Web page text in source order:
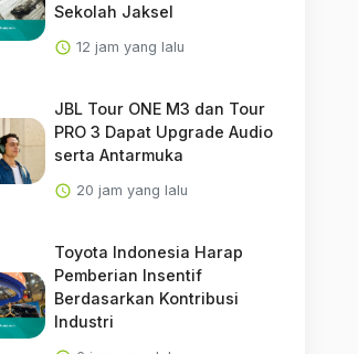
Sekolah Jaksel
12 jam yang lalu
JBL Tour ONE M3 dan Tour
PRO 3 Dapat Upgrade Audio
serta Antarmuka
20 jam yang lalu
Toyota Indonesia Harap
Pemberian Insentif
Berdasarkan Kontribusi
Industri